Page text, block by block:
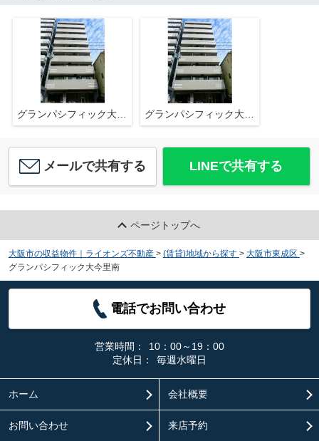
グランパシフィック大今里南 グランパシフィック大今里南
メールで共有する LINEで共有する
ページトップへ
大阪市の収益物件｜ライオンズ不動産 > (賃貸)地域から探す > 大阪市東成区 >
グランパシフィック大今里南
電話でお問い合わせ
営業時間：
10：00～19：00
定休日：
毎週水曜日
ホーム 会社概要
お問い合わせ 来店予約